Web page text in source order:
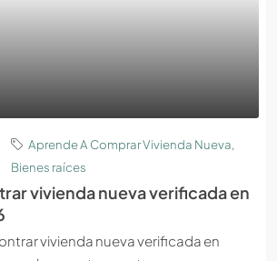
Aprende A Comprar Vivienda Nueva,
Bienes raíces
vivienda nueva verificada en
vivienda nueva verificada en